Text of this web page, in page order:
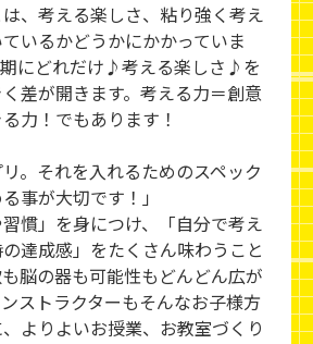
、考える楽しさ、粘り強く考え
いるかどうかにかかっていま
にどれだけ♪考える楽しさ♪を
差が開きます。考える力＝創意
力！でもあります！
それを入れるためのスペック
事が大切です！」
習慣」を身につけ、「自分で考え
達成感」をたくさん味わうこと
脳の器も可能性もどんどん広が
ストラクターもそんなお子様方
よりよいお授業、お教室づくり